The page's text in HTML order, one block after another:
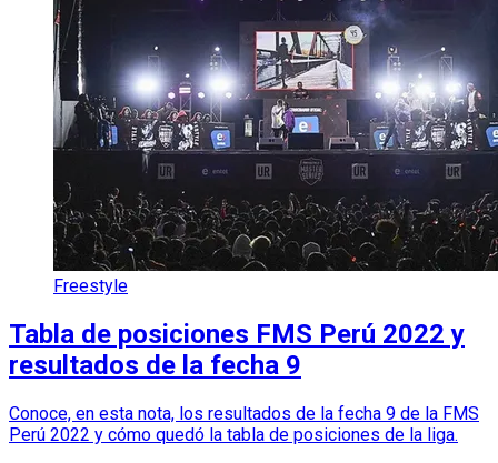
Freestyle
Tabla de posiciones FMS Perú 2022 y
resultados de la fecha 9
Conoce, en esta nota, los resultados de la fecha 9 de la FMS
Perú 2022 y cómo quedó la tabla de posiciones de la liga.